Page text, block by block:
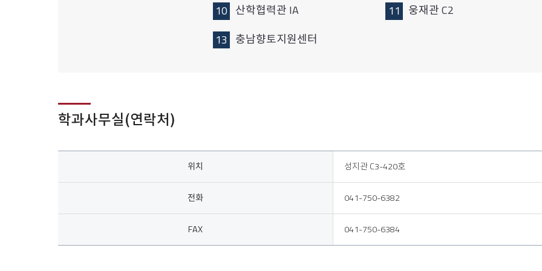
산학협력관 IA
웅재관 C2
충남향토지원센터
학과사무실(연락처)
위치 성지관 C3-420호
전화 041-750-6382
FAX 041-750-6384